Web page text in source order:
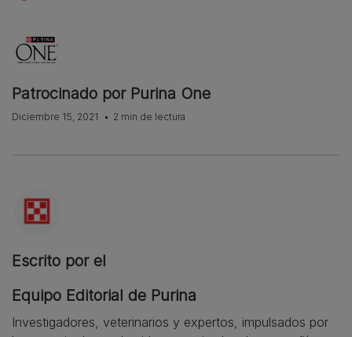
Patrocinado por Purina One
Diciembre 15, 2021 2 min de lectura
Escrito por el
Equipo Editorial de Purina
Investigadores, veterinarios y expertos, impulsados por